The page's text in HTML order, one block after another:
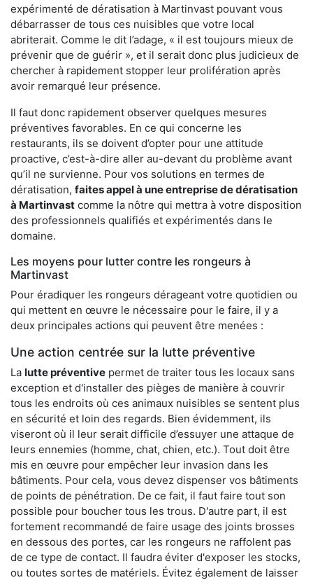
expérimenté de dératisation à Martinvast pouvant vous
débarrasser de tous ces nuisibles que votre local
abriterait. Comme le dit l’adage, « il est toujours mieux de
prévenir que de guérir », et il serait donc plus judicieux de
chercher à rapidement stopper leur prolifération après
avoir remarqué leur présence.
Il faut donc rapidement observer quelques mesures
préventives favorables. En ce qui concerne les
restaurants, ils se doivent d’opter pour une attitude
proactive, c’est-à-dire aller au-devant du problème avant
qu’il ne survienne. Pour vos solutions en termes de
dératisation, faites appel à une entreprise de dératisation
à Martinvast comme la nôtre qui mettra à votre disposition
des professionnels qualifiés et expérimentés dans le
domaine.
Les moyens pour lutter contre les rongeurs à
Martinvast
Pour éradiquer les rongeurs dérageant votre quotidien ou
qui mettent en œuvre le nécessaire pour le faire, il y a
deux principales actions qui peuvent être menées :
Une action centrée sur la lutte préventive
La lutte préventive permet de traiter tous les locaux sans
exception et d'installer des pièges de manière à couvrir
tous les endroits où ces animaux nuisibles se sentent plus
en sécurité et loin des regards. Bien évidemment, ils
viseront où il leur serait difficile d’essuyer une attaque de
leurs ennemies (homme, chat, chien, etc.). Tout doit être
mis en œuvre pour empêcher leur invasion dans les
bâtiments. Pour cela, vous devez dispenser vos bâtiments
de points de pénétration. De ce fait, il faut faire tout son
possible pour boucher tous les trous. D'autre part, il est
fortement recommandé de faire usage des joints brosses
en dessous des portes, car les rongeurs ne raffolent pas
de ce type de contact. Il faudra éviter d'exposer les stocks,
ou toutes sortes de matériels. Évitez également de laisser